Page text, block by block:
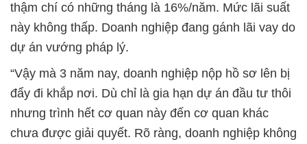
thậm chí có những tháng là 16%/năm. Mức lãi suất
này không thấp. Doanh nghiệp đang gánh lãi vay do
dự án vướng pháp lý.
“Vậy mà 3 năm nay, doanh nghiệp nộp hồ sơ lên bị
đẩy đi khắp nơi. Dù chỉ là gia hạn dự án đầu tư thôi
nhưng trình hết cơ quan này đến cơ quan khác
chưa được giải quyết. Rõ ràng, doanh nghiệp không